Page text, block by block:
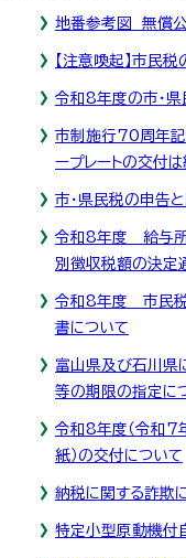
地番参考図 無償
【注意喚起】市民
令和8年度の市・
市制施行70周年
ープレートの交付
市・県民税の申告
令和8年度 給与所
別徴収税額の決定
令和8年度 市民税
書について
富山県及び石川県
等の期限の指定に
令和8年度（令和7
紙）の交付について
納税に関する詐欺
特定小型原動機付